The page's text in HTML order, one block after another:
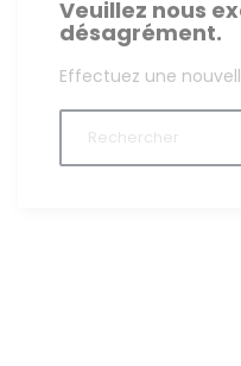
Veuillez nous
désagrément.
Effectuez une